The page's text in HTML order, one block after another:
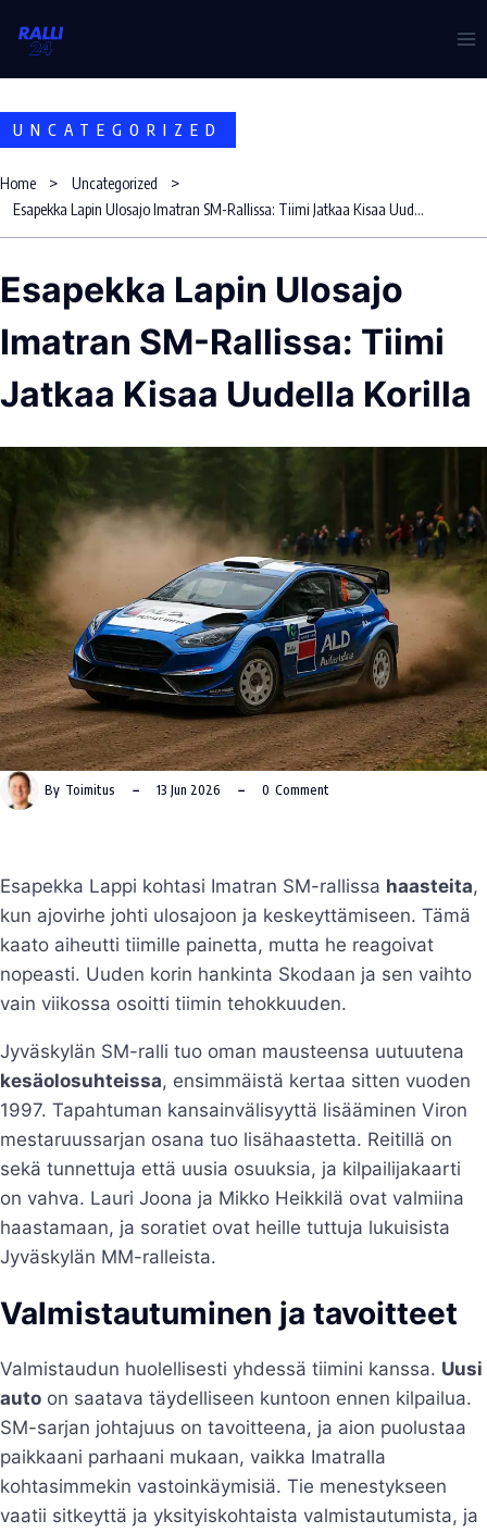
UNCATEGORIZED
Home
Uncategorized
Esapekka Lapin Ulosajo Imatran SM-Rallissa: Tiimi Jatkaa Kisaa Uudella Korilla
Esapekka Lapin Ulosajo
Imatran SM-Rallissa: Tiimi
Jatkaa Kisaa Uudella Korilla
By Toimitus 13 Jun 2026 0 Comment
Esapekka Lappi kohtasi Imatran SM-rallissa haasteita,
kun ajovirhe johti ulosajoon ja keskeyttämiseen. Tämä
kaato aiheutti tiimille painetta, mutta he reagoivat
nopeasti. Uuden korin hankinta Skodaan ja sen vaihto
vain viikossa osoitti tiimin tehokkuuden.
Jyväskylän SM-ralli tuo oman mausteensa uutuutena
kesäolosuhteissa, ensimmäistä kertaa sitten vuoden
1997. Tapahtuman kansainvälisyyttä lisääminen Viron
mestaruussarjan osana tuo lisähaastetta. Reitillä on
sekä tunnettuja että uusia osuuksia, ja kilpailijakaarti
on vahva. Lauri Joona ja Mikko Heikkilä ovat valmiina
haastamaan, ja soratiet ovat heille tuttuja lukuisista
Jyväskylän MM-ralleista.
Valmistautuminen ja tavoitteet
Valmistaudun huolellisesti yhdessä tiimini kanssa. Uusi
auto on saatava täydelliseen kuntoon ennen kilpailua.
SM-sarjan johtajuus on tavoitteena, ja aion puolustaa
paikkaani parhaani mukaan, vaikka Imatralla
kohtasimmekin vastoinkäymisiä. Tie menestykseen
vaatii sitkeyttä ja yksityiskohtaista valmistautumista, ja